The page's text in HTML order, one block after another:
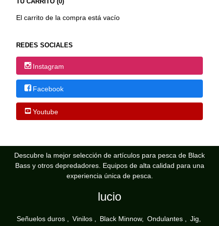
El carrito de la compra está vacío
REDES SOCIALES
Instagram
Facebook
Youtube
Descubre la mejor selección de artículos para pesca de Black
Bass y otros depredadores. Equipos de alta calidad para una
experiencia única de pesca.
lucio
Señuelos duros Vinilos Black Minnow Ondulantes
Jig